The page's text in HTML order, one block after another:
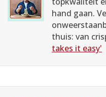
hand gaan.
thuis: van
takes it easy'